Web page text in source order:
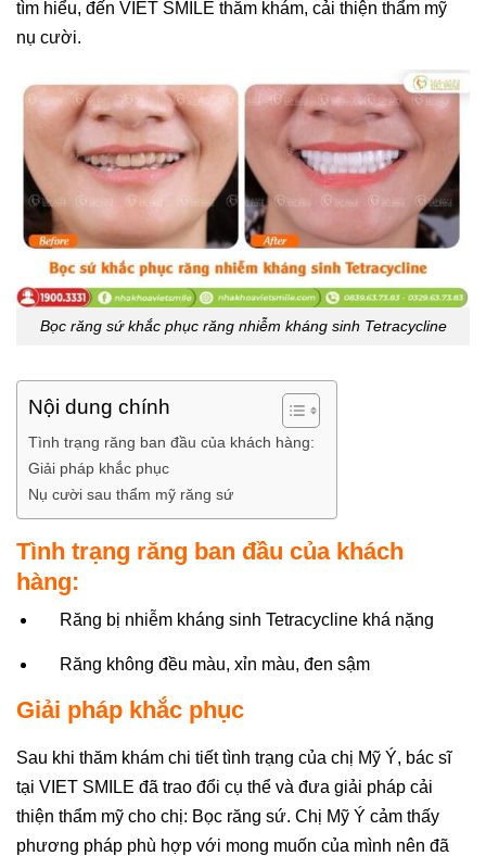
tìm hiểu, đến VIET SMILE thăm khám, cải thiện thẩm mỹ
nụ cười.
Bọc răng sứ khắc phục răng nhiễm kháng sinh Tetracycline
Nội dung chính
Tình trạng răng ban đầu của khách hàng:
Giải pháp khắc phục
Nụ cười sau thẩm mỹ răng sứ
Tình trạng răng ban đầu của khách
hàng:
Răng bị nhiễm kháng sinh Tetracycline khá nặng
Răng không đều màu, xỉn màu, đen sậm
Giải pháp khắc phục
Sau khi thăm khám chi tiết tình trạng của chị Mỹ Ý, bác sĩ
tại VIET SMILE đã trao đổi cụ thể và đưa giải pháp cải
thiện thẩm mỹ cho chị: Bọc răng sứ. Chị Mỹ Ý cảm thấy
phương pháp phù hợp với mong muốn của mình nên đã